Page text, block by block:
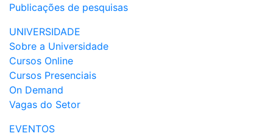
Publicações de pesquisas
UNIVERSIDADE
Sobre a Universidade
Cursos Online
Cursos Presenciais
On Demand
Vagas do Setor
EVENTOS